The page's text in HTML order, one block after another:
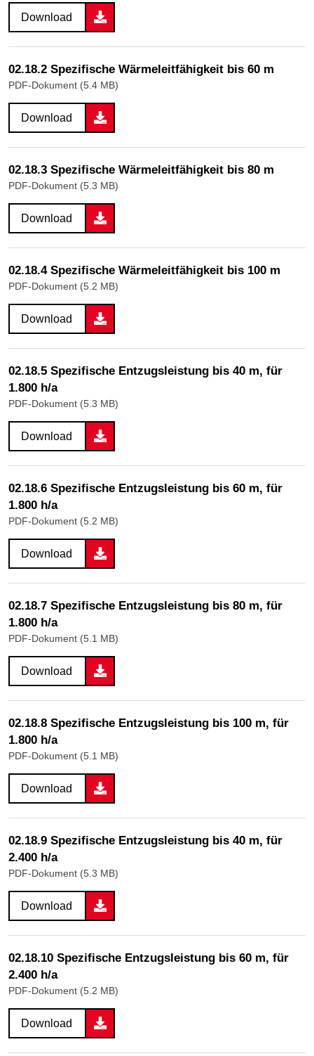
Download
02.18.2 Spezifische Wärmeleitfähigkeit bis 60 m
PDF-Dokument (5.4 MB)
Download
02.18.3 Spezifische Wärmeleitfähigkeit bis 80 m
PDF-Dokument (5.3 MB)
Download
02.18.4 Spezifische Wärmeleitfähigkeit bis 100 m
PDF-Dokument (5.2 MB)
Download
02.18.5 Spezifische Entzugsleistung bis 40 m, für
1.800 h/a
PDF-Dokument (5.3 MB)
Download
02.18.6 Spezifische Entzugsleistung bis 60 m, für
1.800 h/a
PDF-Dokument (5.2 MB)
Download
02.18.7 Spezifische Entzugsleistung bis 80 m, für
1.800 h/a
PDF-Dokument (5.1 MB)
Download
02.18.8 Spezifische Entzugsleistung bis 100 m, für
1.800 h/a
PDF-Dokument (5.1 MB)
Download
02.18.9 Spezifische Entzugsleistung bis 40 m, für
2.400 h/a
PDF-Dokument (5.3 MB)
Download
02.18.10 Spezifische Entzugsleistung bis 60 m, für
2.400 h/a
PDF-Dokument (5.2 MB)
Download